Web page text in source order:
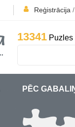
Reģistrācija /
13341 Puzles
PĒC